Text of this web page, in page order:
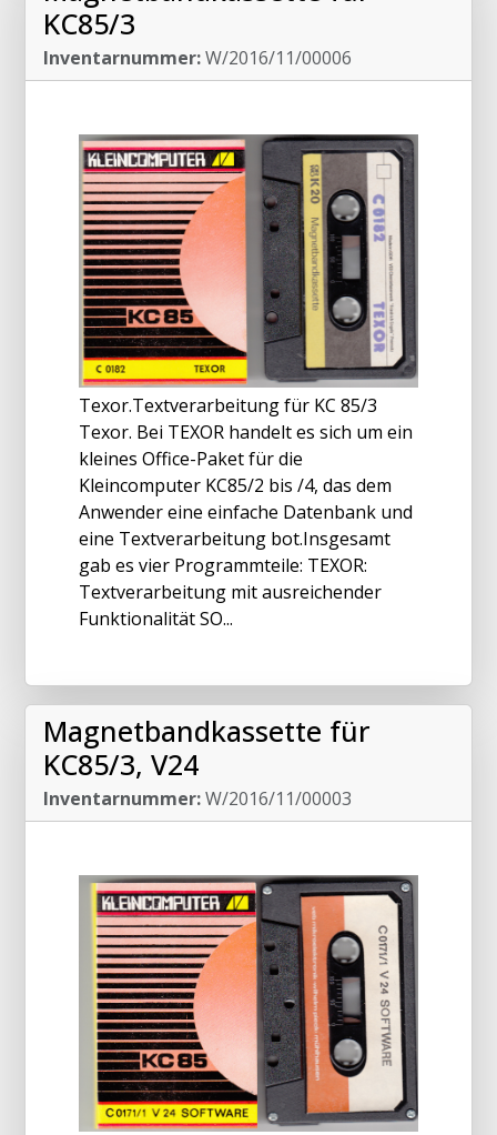
KC85/3
Inventarnummer:W/2016/11/00006
Texor.Textverarbeitung für KC 85/3
Texor. Bei TEXOR handelt es sich um ein
kleines Office-Paket für die
Kleincomputer KC85/2 bis /4, das dem
Anwender eine einfache Datenbank und
eine Textverarbeitung bot.Insgesamt
gab es vier Programmteile: TEXOR:
Textverarbeitung mit ausreichender
Funktionalität SO...
Magnetbandkassette für
KC85/3, V24
Inventarnummer:W/2016/11/00003